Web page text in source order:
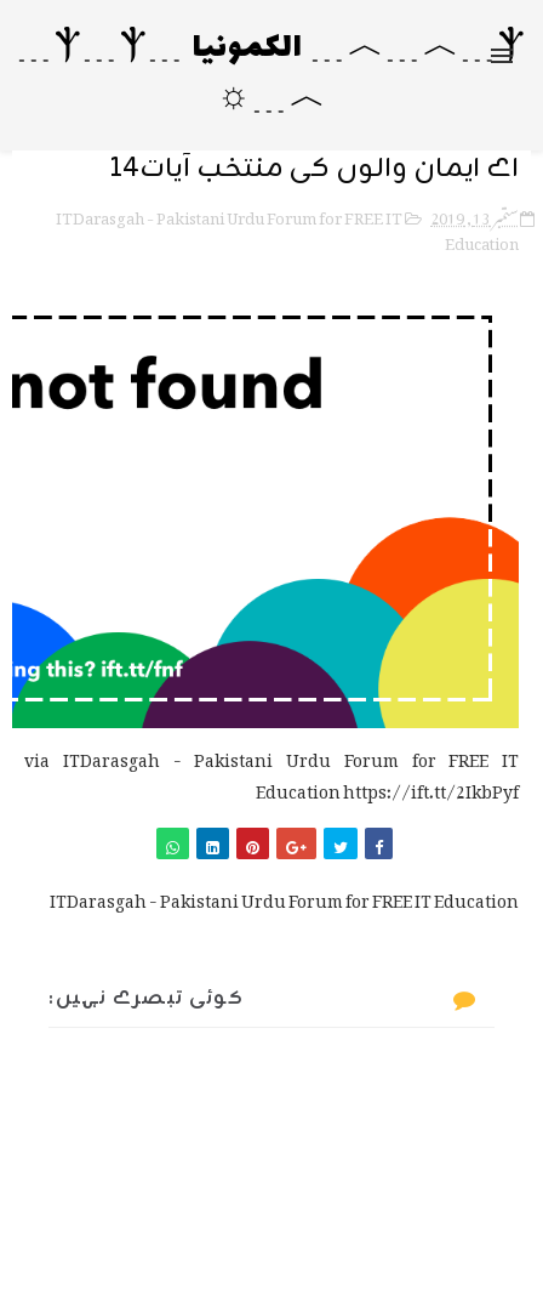
Ⲯ﹍︿﹍︿﹍ الکمونیا ﹍Ⲯ﹍Ⲯ﹍
︿﹍☼
اے ایمان والوں کی منتخب آیات14
ستمبر 13, 2019 ITDarasgah - Pakistani Urdu Forum for FREE IT
Education
via ITDarasgah - Pakistani Urdu Forum for FREE IT
Education https://ift.tt/2IkbPyf
ITDarasgah - Pakistani Urdu Forum for FREE IT Education
کوئی تبصرے نہیں: